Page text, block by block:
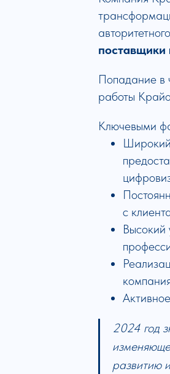
поставщики
Попадание в
работы
Ключевыми
Широкий
с
Высокий
2024 год
развитию